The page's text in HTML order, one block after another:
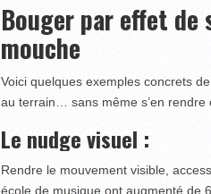
Bouger par effet de
mouche
Voici quelques exemples concrets
au terrain… sans même s’en rendre
Le nudge visuel :
Rendre le mouvement visible,
école de musique ont augmenté de